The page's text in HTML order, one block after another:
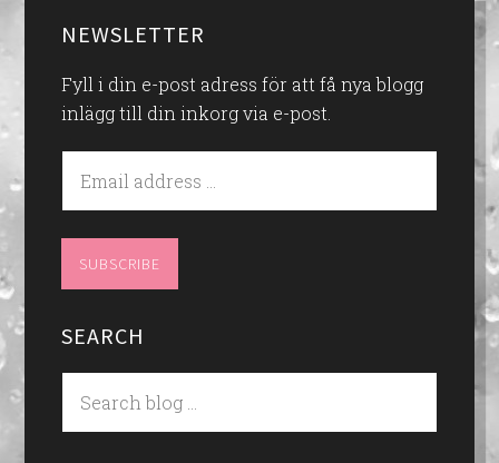
NEWSLETTER
Fyll i din e-post adress för att få nya blogg
inlägg till din inkorg via e-post.
SEARCH